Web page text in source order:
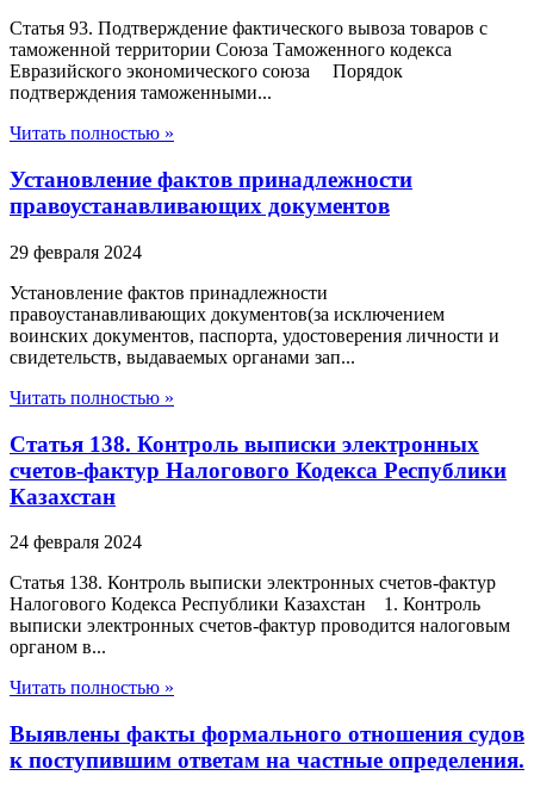
Статья 93. Подтверждение фактического вывоза товаров с
таможенной территории Союза Таможенного кодекса
Евразийского экономического союза Порядок
подтверждения таможенными...
Читать полностью »
Установление фактов принадлежности
правоустанавливающих документов
29 февраля 2024
Установление фактов принадлежности
правоустанавливающих документов(за исключением
воинских документов, паспорта, удостоверения личности и
свидетельств, выдаваемых органами зап...
Читать полностью »
Статья 138. Контроль выписки электронных
счетов-фактур Налогового Кодекса Республики
Казахстан
24 февраля 2024
Статья 138. Контроль выписки электронных счетов-фактур
Налогового Кодекса Республики Казахстан 1. Контроль
выписки электронных счетов-фактур проводится налоговым
органом в...
Читать полностью »
Выявлены факты формального отношения судов
к поступившим ответам на частные определения.